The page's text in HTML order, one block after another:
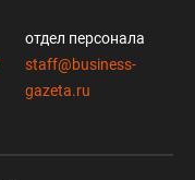
отдел персонала
staff@business-
gazeta.ru